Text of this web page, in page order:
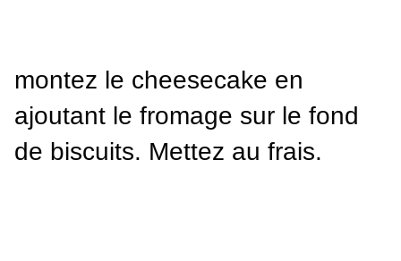
montez le cheesecake en
ajoutant le fromage sur le fond
de biscuits. Mettez au frais.